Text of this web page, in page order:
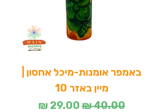
באמפר אומנות-מיכל אחסון |
מיין באזר 10
מחיר רגיל‏40.00 ‏₪ מחיר מבצע